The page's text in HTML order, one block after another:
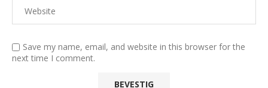
Save my name, email, and website in this browser for the
next time I comment.